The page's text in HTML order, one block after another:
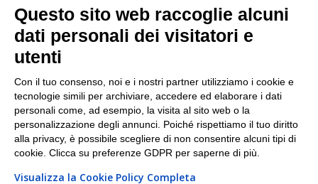
Facebook
Linkedin
I nostri punti di ritiro e spedizione pacchi nelle
maggiori città italiane
Torino|Milano|Roma|Bologna|Firenze| Genova
Napoli|Varese
Questo sito web raccoglie alcuni
dati personali dei visitatori e
utenti
Con il tuo consenso, noi e i nostri partner utilizziamo i cookie e
tecnologie simili per archiviare, accedere ed elaborare i dati
personali come, ad esempio, la visita al sito web o la
personalizzazione degli annunci. Poiché rispettiamo il tuo diritto
alla privacy, è possibile scegliere di non consentire alcuni tipi di
cookie. Clicca su preferenze GDPR per saperne di più.
Visualizza la Cookie Policy Completa